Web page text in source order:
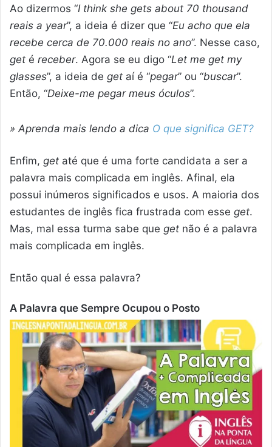
Ao dizermos “I think she gets about 70 thousand
reais a year”, a ideia é dizer que “Eu acho que ela
recebe cerca de 70.000 reais no ano”. Nesse caso,
get é receber. Agora se eu digo “Let me get my
glasses”, a ideia de get aí é “pegar” ou “buscar”.
Então, “Deixe-me pegar meus óculos”.
» Aprenda mais lendo a dica O que significa GET?
Enfim, get até que é uma forte candidata a ser a
palavra mais complicada em inglês. Afinal, ela
possui inúmeros significados e usos. A maioria dos
estudantes de inglês fica frustrada com esse get.
Mas, mal essa turma sabe que get não é a palavra
mais complicada em inglês.
Então qual é essa palavra?
A Palavra que Sempre Ocupou o Posto